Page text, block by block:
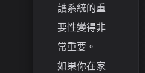
護系統的重
要性變得非
常重要。
如果你在家